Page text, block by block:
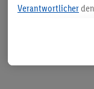
Verantwortlicher
angereicherten
Kaufverhalten in
genauen
und/ oder dem